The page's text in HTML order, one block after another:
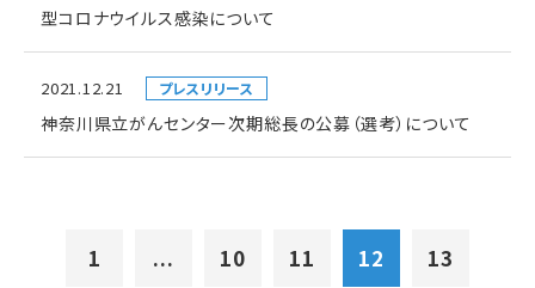
型コロナウイルス感染について
2021.12.21 プレスリリース
神奈川県立がんセンター次期総長の公募（選考）について
1 ... 10 11 12 13